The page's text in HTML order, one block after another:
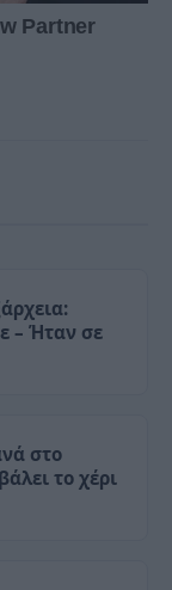
– Ήταν σε
στο
το χέρι